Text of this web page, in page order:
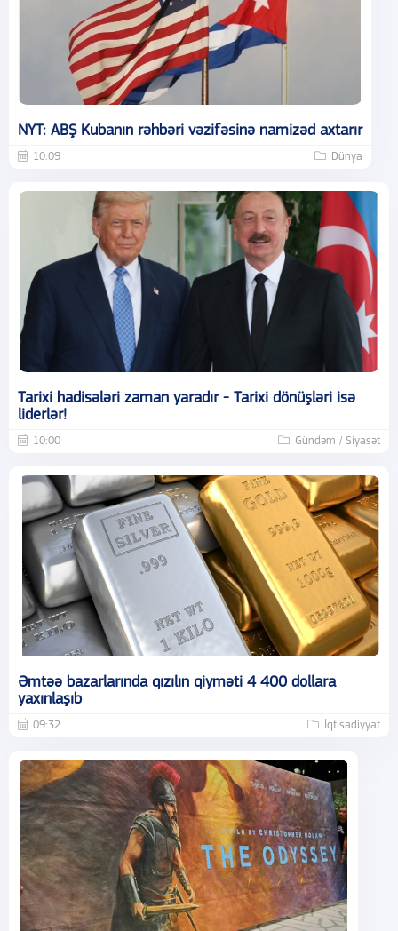
NYT: ABŞ Kubanın rəhbəri vəzifəsinə namizəd axtarır
10:09 Dünya
Tarixi hadisələri zaman yaradır - Tarixi dönüşləri isə
liderlər!
10:00 Gündəm / Siyasət
Əmtəə bazarlarında qızılın qiyməti 4 400 dollara
yaxınlaşıb
09:32 İqtisadiyyat